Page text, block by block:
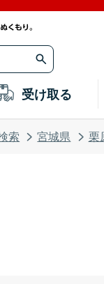
受け取る
索 宮城県 栗